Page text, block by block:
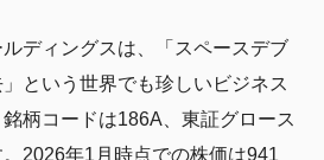
ディングスは、「スペースデブ
という世界でも珍しいビジネス
柄コードは186A、東証グロース
2026年1月時点での株価は941